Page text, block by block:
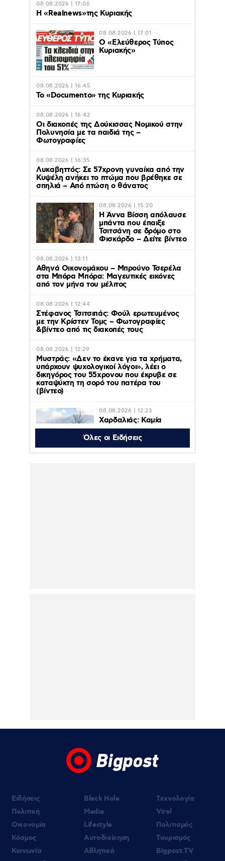
08.08.2026 | 17:06
Η «Realnews»της Κυριακής
08.08.2026 | 17:01
Ο «Eλεύθερος Τύπος
Κυριακής»
08.08.2026 | 16:45
Το «Documento» της Κυριακής
08.08.2026 | 16:42
Οι διακοπές της Δούκισσας Νομικού στην
Πολυνησία με τα παιδιά της –
Φωτογραφίες
08.08.2026 | 16:35
Λυκαβηττός: Σε 57χρονη γυναίκα από την
Κυψέλη ανήκει το πτώμα που βρέθηκε σε
σπηλιά – Από πτώση ο θάνατος
08.08.2026 | 15:20
Η Άννα Βίσση απόλαυσε
μπάντα που έπαιξε
Τσιτσάνη σε δρόμο στο
Φισκάρδο – Δείτε βίντεο
08.08.2026 | 13:11
Αθηνά Οικονομάκου – Μπρούνο Τσερέλα
στα Μπόρα Μπόρα: Mαγευτικές εικόνες
από τον μήνα του μέλιτος
08.08.2026 | 12:44
Στέφανος Τσιτσιπάς: Φούλ ερωτευμένος
με την Κρίστεν Τομς – Φωτογραφίες
&βίντεο από τις διακοπές τους
08.08.2026 | 12:29
Μυστράς: «Δεν το έκανε για τα χρήματα,
υπάρχουν ψυχολογικοί λόγοι», λέει ο
δικηγόρος του 55χρονου που έκρυβε σε
καταψύκτη τη σορό του πατέρα του
(βίντεο)
08.08.2026 | 12:23
Χαρδαλιάς: Καμία
ανεμογεννήτρια σε
καμένες και
αναδασωτέες περιοχές
της Αττικής
Όλες οι Ειδήσεις
Ειδήσεις
Πολιτική
Οικονομία
Κόσμος
Κοινωνία
Black Hole
Media
Lifestyle
Αυτοδιοίκηση
Αθλητικά
Τεχνολογία
Viral
Πολιτισμός
Τουρισμός
Bigpost TV